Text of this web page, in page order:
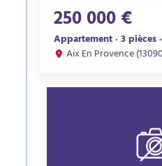
250 000 €
Appartement · 3 pièces
Aix En Provence